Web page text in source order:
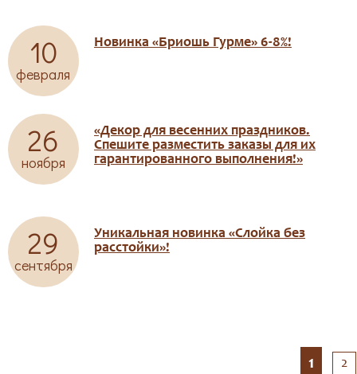
10
февраля
Новинка «Бриошь Гурме» 6-8%!
26
ноября
«Декор для весенних праздников.
Спешите разместить заказы для их
гарантированного выполнения!»
29
сентября
Уникальная новинка «Слойка без
расстойки»!
1 2